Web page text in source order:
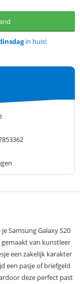
in huis!
Samsung Galaxy S20
gemaakt van kunstleer
een zakelijk karakter
een pasje of briefgeld
deze perfect past